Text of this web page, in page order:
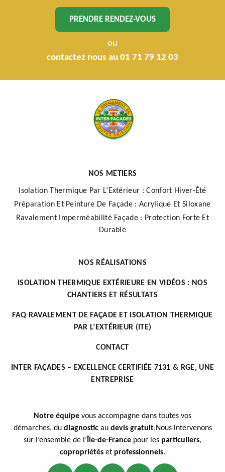
PRENDRE RENDEZ-VOUS
ou
contactez nous au 01 71 79 12 03
NOS METIERS
Isolation Thermique Par L’Extérieur : Confort Hiver‑Été
Préparation Et Peinture De Façade : Acrylique Et Siloxane
Ravalement Imperméabilité Façade : Protection Forte Et
Durable
NOS RÉALISATIONS
ISOLATION THERMIQUE EXTÉRIEURE EN VIDÉOS : NOS
CHANTIERS ET RÉSULTATS
FAQ RAVALEMENT DE FAÇADE ET ISOLATION THERMIQUE
PAR L’EXTÉRIEUR (ITE)
CONTACT
INTER FAÇADES – EXCELLENCE CERTIFIÉE 7131 & RGE, UNE
ENTREPRISE
Notre équipe vous accompagne dans toutes vos
démarches, du diagnostic au devis gratuit.Nous intervenons
sur l’ensemble de l’ Île-de-France pour les particuliers,
copropriétés et professionnels.